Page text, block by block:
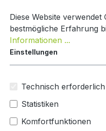
Paketkasten
Mypaketkasten
Bildergalerie überspringen
Diese Website verwendet
bestmögliche Erfahrung
Informationen ...
Einstellungen
Technisch erforderlich
Statistiken
Komfortfunktionen